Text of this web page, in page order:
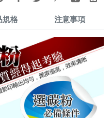
規格 注意事項